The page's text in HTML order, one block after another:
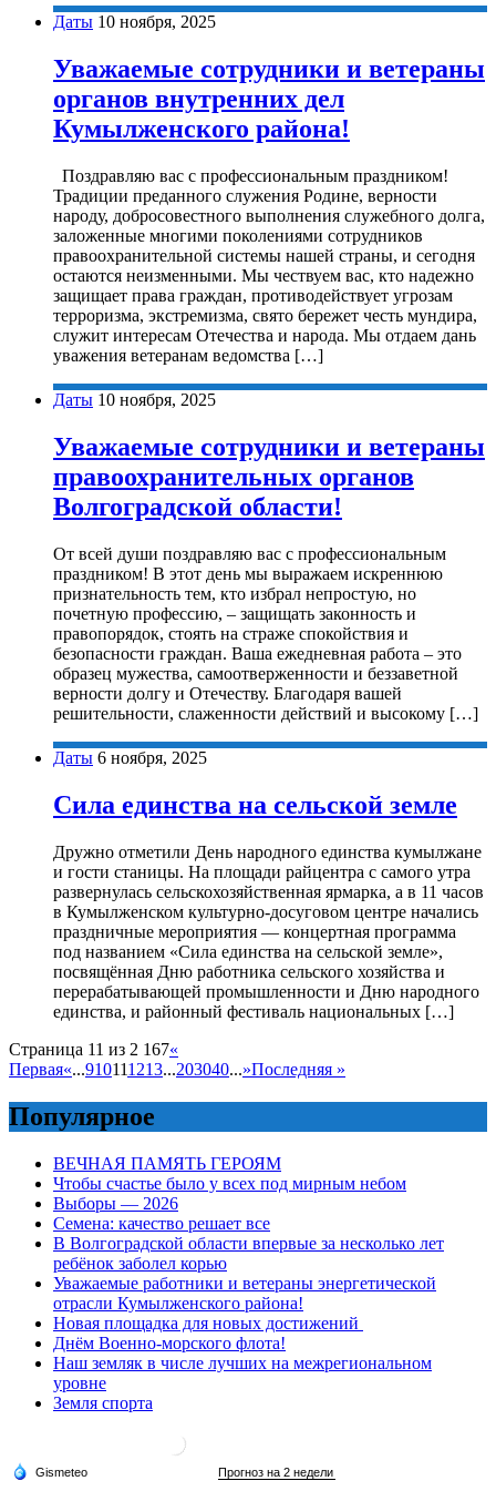
Даты 10 ноября, 2025
Уважаемые сотрудники и ветераны
органов внутренних дел
Кумылженского района!
Поздравляю вас с профессиональным праздником!
Традиции преданного служения Родине, верности
народу, добросовестного выполнения служебного долга,
заложенные многими поколениями сотрудников
правоохранительной системы нашей страны, и сегодня
остаются неизменными. Мы чествуем вас, кто надежно
защищает права граждан, противодействует угрозам
терроризма, экстремизма, свято бережет честь мундира,
служит интересам Отечества и народа. Мы отдаем дань
уважения ветеранам ведомства […]
Даты 10 ноября, 2025
Уважаемые сотрудники и ветераны
правоохранительных органов
Волгоградской области!
От всей души поздравляю вас с профессиональным
праздником! В этот день мы выражаем искреннюю
признательность тем, кто избрал непростую, но
почетную профессию, – защищать законность и
правопорядок, стоять на страже спокойствия и
безопасности граждан. Ваша ежедневная работа – это
образец мужества, самоотверженности и беззаветной
верности долгу и Отечеству. Благодаря вашей
решительности, слаженности действий и высокому […]
Даты 6 ноября, 2025
Сила единства на сельской земле
Дружно отметили День народного единства кумылжане
и гости станицы. На площади райцентра с самого утра
развернулась сельскохозяйственная ярмарка, а в 11 часов
в Кумылженском культурно-досуговом центре начались
праздничные мероприятия — концертная программа
под названием «Сила единства на сельской земле»,
посвящённая Дню работника сельского хозяйства и
перерабатывающей промышленности и Дню народного
единства, и районный фестиваль национальных […]
Страница 11 из 2 167«
Первая«...910111213...203040...»Последняя »
Популярное
ВЕЧНАЯ ПАМЯТЬ ГЕРОЯМ
Чтобы счастье было у всех под мирным небом
Выборы — 2026
Семена: качество решает все
В Волгоградской области впервые за несколько лет
ребёнок заболел корью
Уважаемые работники и ветераны энергетической
отрасли Кумылженского района!
Новая площадка для новых достижений
Днём Военно-морского флота!
Наш земляк в числе лучших на межрегиональном
уровне
Земля спорта